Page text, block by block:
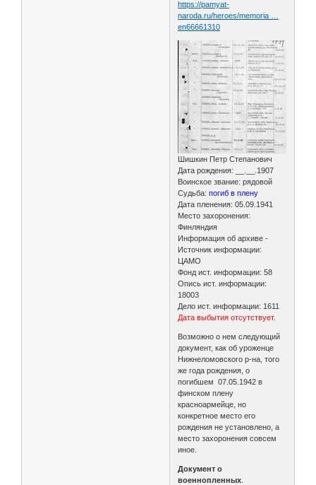
https://pamyat-
naroda.ru/heroes/memoria …
en66661310
Шишкин Петр Степанович
Дата рождения: __.__.1907
Воинское звание: рядовой
Судьба:погиб в плену
Дата пленения: 05.09.1941
Место захоронения:
Финляндия
Информация об архиве -
Источник информации:
ЦАМО
Фонд ист. информации: 58
Опись ист. информации:
18003
Дело ист. информации: 1611
Дата выбытия отсутствует.
Возможно о нем следующий
документ, как об уроженце
Нижнеломовского р-на, того
же года рождения, о
погибшем 07.05.1942 в
финском плену
красноармейце, но
конкретное место его
рождения не установлено, а
место захоронения совсем
иное.
Документ о
военнопленных